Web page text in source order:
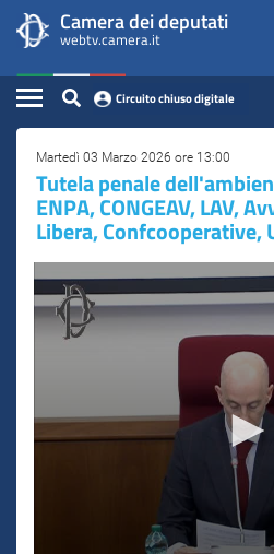
contenuto
principale
WebTV
Camera
dei
Deputati
menu
di
navigazione
Camera dei deputati
webtv.camera.it
Home
Assemblea
Presidente
Commissioni
Eventi
Cerca
Circuito chiuso digitale
Circuito chiuso digitale
Contenuto
Martedì 03 Marzo 2026 ore 13:00
Tutela penale
ENPA, CONGEAV, LAV,
Libera, Confcooperative,